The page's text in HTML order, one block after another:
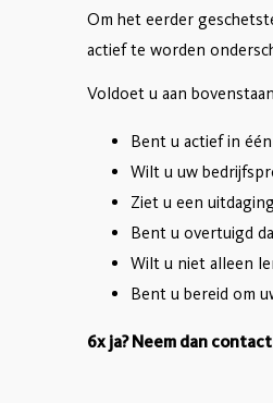
Om het eerder
actief te worden
Voldoet u aan
Bent u actief in
Wilt u uw
Ziet u een
Bent u overtuigd
Wilt u niet alleen
Bent u bereid om
6x ja? Neem dan